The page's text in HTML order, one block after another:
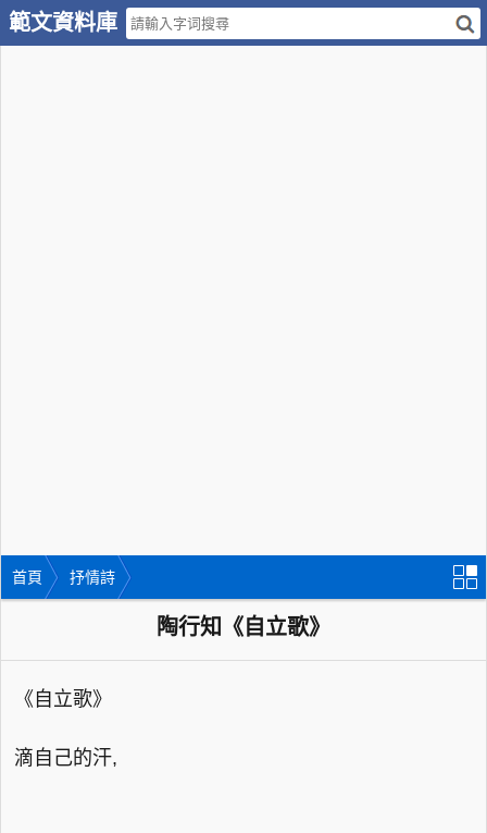
範文資料庫
首頁 抒情詩
陶行知《自立歌》
《自立歌》
滴自己的汗,